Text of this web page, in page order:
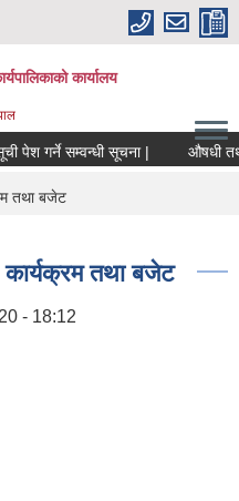
कार्यालय
पेश गर्ने सम्वन्धी सूचना | औषधी
तथा बजेट
तथा बजेट
- 18:12